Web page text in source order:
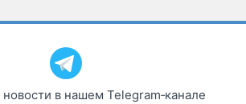
в нашем Telegram‑канале